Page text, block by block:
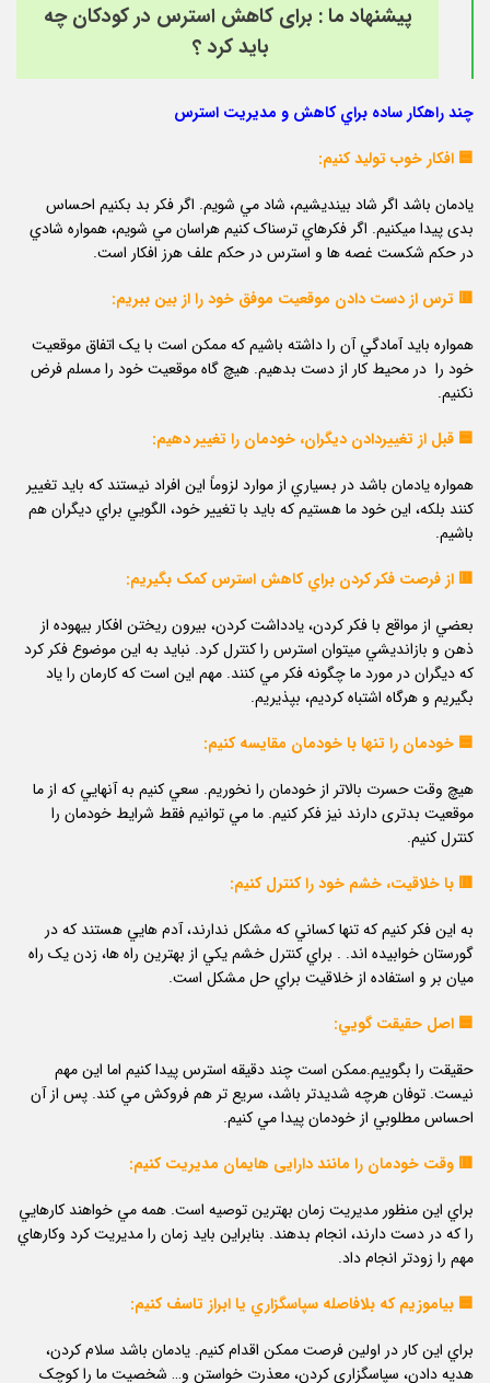
پیشنهاد ما : برای کاهش استرس در کودکان چه
باید کرد ؟
چند راهکار ساده براي كاهش و مديريت استرس
🟦 افکار خوب توليد کنيم:
يادمان باشد اگر شاد بينديشيم، شاد مي شويم. اگر فکر بد بکنيم احساس
بدی پیدا میکنیم. اگر فکرهاي ترسناک كنيم هراسان مي شويم، همواره شادي
در حکم شکست غصه ها و استرس در حکم علف هرز افکار است.
🟥 ترس از دست دادن موقعيت موفق خود را از بين ببريم:
همواره بايد آمادگي آن را داشته باشيم كه ممکن است با يک اتفاق موقعيت
خود را در محیط کار از دست بدهيم. هيچ گاه موقعيت خود را مسلم فرض
نکنيم.
🟦 قبل از تغييردادن ديگران، خودمان را تغيير دهيم:
همواره يادمان باشد در بسياري از موارد لزوماً اين افراد نيستند كه بايد تغيير
كنند بلکه، اين خود ما هستيم كه بايد با تغيير خود، الگويي براي ديگران هم
باشيم.
🟥 از فرصت فکر کردن براي کاهش استرس کمک بگيريم:
بعضي از مواقع با فکر كردن، يادداشت كردن، بيرون ريختن افکار بيهوده از
ذهن و بازانديشي میتوان استرس را كنترل كرد. نبايد به اين موضوع فکر كرد
كه ديگران در مورد ما چگونه فکر مي كنند. مهم اين است كه كارمان را ياد
بگيريم و هرگاه اشتباه كرديم، بپذيريم.
🟦 خودمان را تنها با خودمان مقايسه کنيم:
هيچ وقت حسرت بالاتر از خودمان را نخوريم. سعي كنيم به آنهايي كه از ما
موقعيت بدتری دارند نيز فکر كنيم. ما مي توانيم فقط شرايط خودمان را
كنترل كنيم.
🟥 با خلاقیت، خشم خود را کنترل کنيم:
به اين فکر كنيم كه تنها كساني كه مشکل ندارند، آدم هايي هستند كه در
گورستان خوابیده اند. . براي كنترل خشم يکي از بهترين راه ها، زدن يک راه
ميان بر و استفاده از خلاقیت براي حل مشکل است.
🟦 اصل حقيقت گويي:
حقيقت را بگوييم.ممکن است چند دقيقه استرس پيدا كنيم اما اين مهم
نيست. توفان هرچه شديدتر باشد، سريع تر هم فروكش مي كند. پس از آن
احساس مطلوبي از خودمان پيدا مي كنيم.
🟥 وقت خودمان را مانند دارایی هایمان مديريت کنيم:
براي اين منظور مديريت زمان بهترين توصيه است. همه مي خواهند كارهايي
را كه در دست دارند، انجام بدهند. بنابراين بايد زمان را مديريت كرد وكارهاي
مهم را زودتر انجام داد.
🟦 بياموزيم که بلافاصله سپاسگزاري يا ابراز تاسف کنيم:
براي اين كار در اولين فرصت ممکن اقدام كنيم. يادمان باشد سلام كردن،
هديه دادن، سپاسگزاري كردن، معذرت خواستن و… شخصيت ما را كوچک